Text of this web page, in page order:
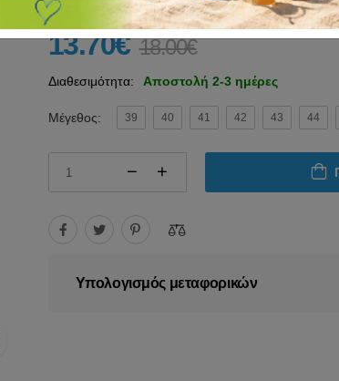
13.70€ 18.00€
Διαθεσιμότητα: Αποστολή 2-3 ημέρες
Μέγεθος: 39 40 41 42 43 44
Υπολογισμός μεταφορικών